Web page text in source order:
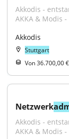
Akkodis -
AKKA & Modis
Akkodis
Stuttgart
Von 36.700,00
Netzwerk
Akkodis -
AKKA & Modis